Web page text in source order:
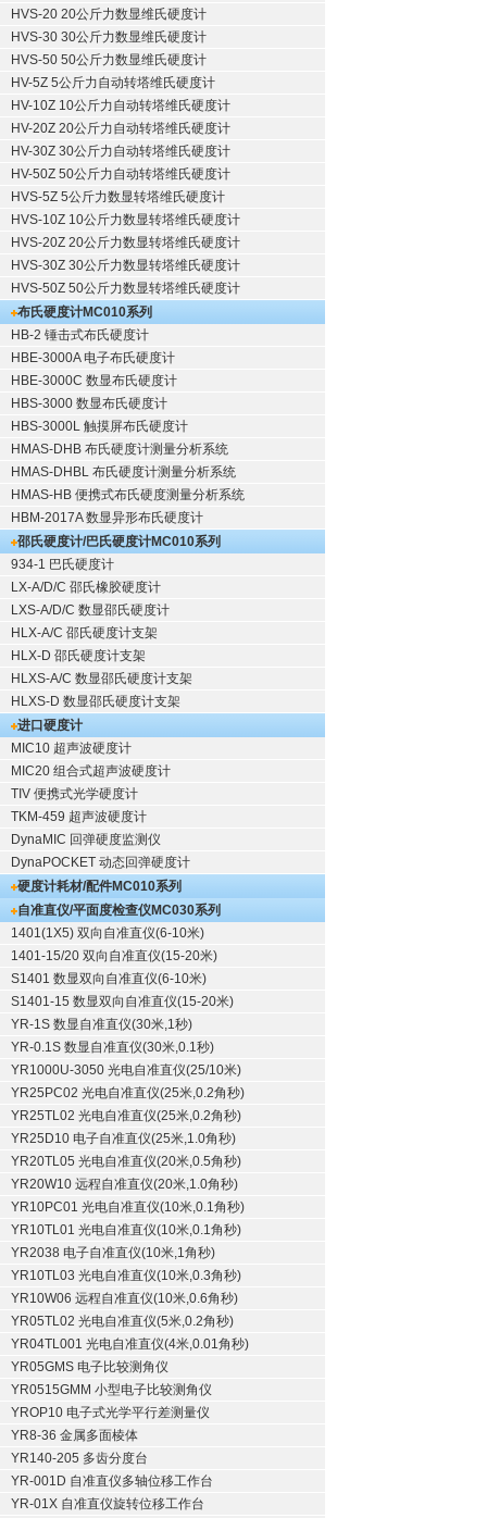
HVS-20 20公斤力数显维氏硬度计
HVS-30 30公斤力数显维氏硬度计
HVS-50 50公斤力数显维氏硬度计
HV-5Z 5公斤力自动转塔维氏硬度计
HV-10Z 10公斤力自动转塔维氏硬度计
HV-20Z 20公斤力自动转塔维氏硬度计
HV-30Z 30公斤力自动转塔维氏硬度计
HV-50Z 50公斤力自动转塔维氏硬度计
HVS-5Z 5公斤力数显转塔维氏硬度计
HVS-10Z 10公斤力数显转塔维氏硬度计
HVS-20Z 20公斤力数显转塔维氏硬度计
HVS-30Z 30公斤力数显转塔维氏硬度计
HVS-50Z 50公斤力数显转塔维氏硬度计
布氏硬度计MC010系列
HB-2 锤击式布氏硬度计
HBE-3000A 电子布氏硬度计
HBE-3000C 数显布氏硬度计
HBS-3000 数显布氏硬度计
HBS-3000L 触摸屏布氏硬度计
HMAS-DHB 布氏硬度计测量分析系统
HMAS-DHBL 布氏硬度计测量分析系统
HMAS-HB 便携式布氏硬度测量分析系统
HBM-2017A 数显异形布氏硬度计
邵氏硬度计/巴氏硬度计MC010系列
934-1 巴氏硬度计
LX-A/D/C 邵氏橡胶硬度计
LXS-A/D/C 数显邵氏硬度计
HLX-A/C 邵氏硬度计支架
HLX-D 邵氏硬度计支架
HLXS-A/C 数显邵氏硬度计支架
HLXS-D 数显邵氏硬度计支架
进口硬度计
MIC10 超声波硬度计
MIC20 组合式超声波硬度计
TIV 便携式光学硬度计
TKM-459 超声波硬度计
DynaMIC 回弹硬度监测仪
DynaPOCKET 动态回弹硬度计
硬度计耗材/配件MC010系列
自准直仪/平面度检查仪MC030系列
1401(1X5) 双向自准直仪(6-10米)
1401-15/20 双向自准直仪(15-20米)
S1401 数显双向自准直仪(6-10米)
S1401-15 数显双向自准直仪(15-20米)
YR-1S 数显自准直仪(30米,1秒)
YR-0.1S 数显自准直仪(30米,0.1秒)
YR1000U-3050 光电自准直仪(25/10米)
YR25PC02 光电自准直仪(25米,0.2角秒)
YR25TL02 光电自准直仪(25米,0.2角秒)
YR25D10 电子自准直仪(25米,1.0角秒)
YR20TL05 光电自准直仪(20米,0.5角秒)
YR20W10 远程自准直仪(20米,1.0角秒)
YR10PC01 光电自准直仪(10米,0.1角秒)
YR10TL01 光电自准直仪(10米,0.1角秒)
YR2038 电子自准直仪(10米,1角秒)
YR10TL03 光电自准直仪(10米,0.3角秒)
YR10W06 远程自准直仪(10米,0.6角秒)
YR05TL02 光电自准直仪(5米,0.2角秒)
YR04TL001 光电自准直仪(4米,0.01角秒)
YR05GMS 电子比较测角仪
YR0515GMM 小型电子比较测角仪
YROP10 电子式光学平行差测量仪
YR8-36 金属多面棱体
YR140-205 多齿分度台
YR-001D 自准直仪多轴位移工作台
YR-01X 自准直仪旋转位移工作台